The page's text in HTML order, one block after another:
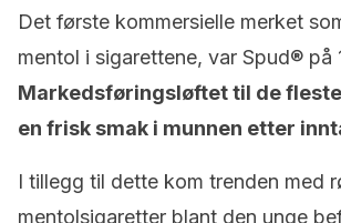
Det første kommersielle merket
mentol i sigarettene, var Spud® på
Markedsføringsløftet til de
en frisk smak i munnen etter
I tillegg til dette kom trenden med
mentolsigaretter blant den unge